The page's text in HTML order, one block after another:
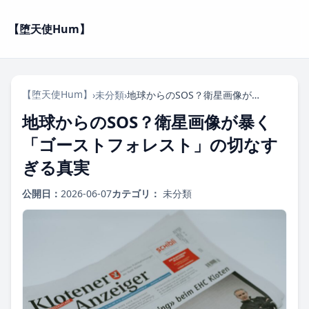
【堕天使Hum】
【堕天使Hum】 ›未分類› 地球からのSOS？衛星画像が暴く「ゴーストフォレスト」の切なすぎる真実
地球からのSOS？衛星画像が暴く
「ゴーストフォレスト」の切なす
ぎる真実
公開日： 2026-06-07カテゴリ： 未分類